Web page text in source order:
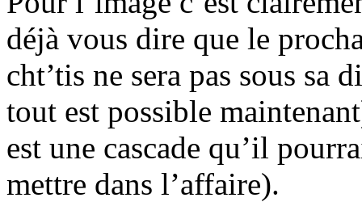
déjà vous dire que le
cht’tis ne sera pas sous sa
tout est possible
est une cascade qu’il
mettre dans l’affaire).